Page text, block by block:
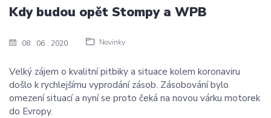
08 06 2020 Novinky
Kdy budou opět Stompy a WPB
Velký zájem o kvalitní pitbiky a situace kolem koronaviru
došlo k rychlejšímu vyprodání zásob. Zásobování bylo
omezení situací a nyní se proto čeká na novou várku motorek
do Evropy.